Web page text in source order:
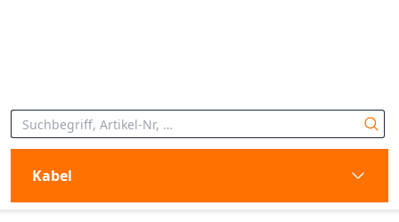
Kabel